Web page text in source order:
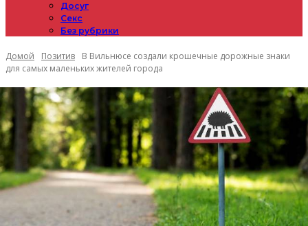
Досуг
Секс
Без рубрики
Домой Позитив
В Вильнюсе создали крошечные дорожные знаки
для самых маленьких жителей города